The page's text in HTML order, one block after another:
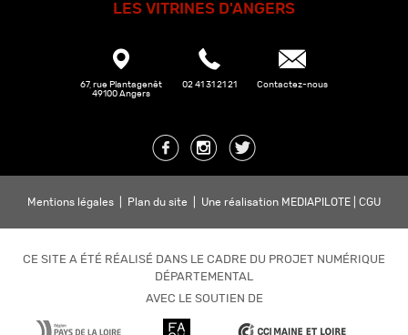
LES VITRINES D'ANGERS
67, rue Plantagenêt
49100 Angers
02 41 31 21 21 Contactez-nous
Mentions légales Plan du site Une réalisation MEDIAPILOTE CGU
CE SITE A ÉTÉ RÉALISÉ DANS LE CADRE DU PROJET NUMÉRIQUE
DÉPARTEMENTAL
AVEC LE SOUTIEN DE